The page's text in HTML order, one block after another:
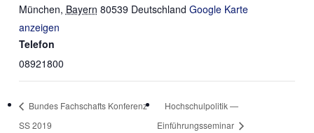
München, Bayern 80539 Deutschland Google Karte
anzeigen
Telefon
08921800
Bundes Fachschafts Konferenz
SS 2019
Hochschulpolitik —
Einführungsseminar